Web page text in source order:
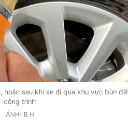
hoặc sau khi xe đi qua khu vực bùn
công trình
ẢNH: B.H